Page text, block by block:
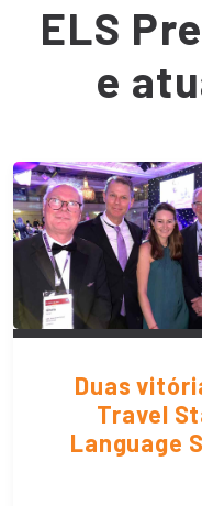
ELS
e
Duas
Travel
Language